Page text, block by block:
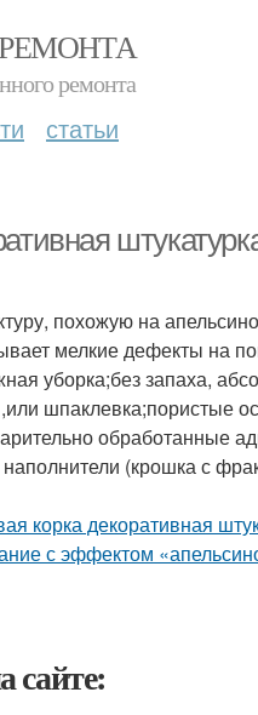
ремонта
статьи
похожую на
мелкие дефекты на
уборка;без запаха,
шпаклевка;пористые
обработанные
(крошка с
сайте: